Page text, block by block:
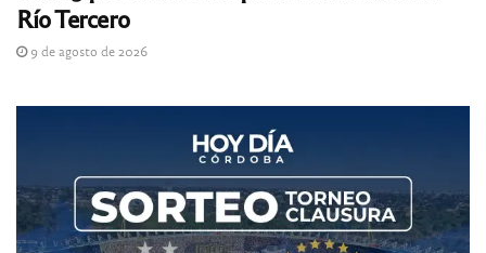
Río Tercero
9 de agosto de 2026